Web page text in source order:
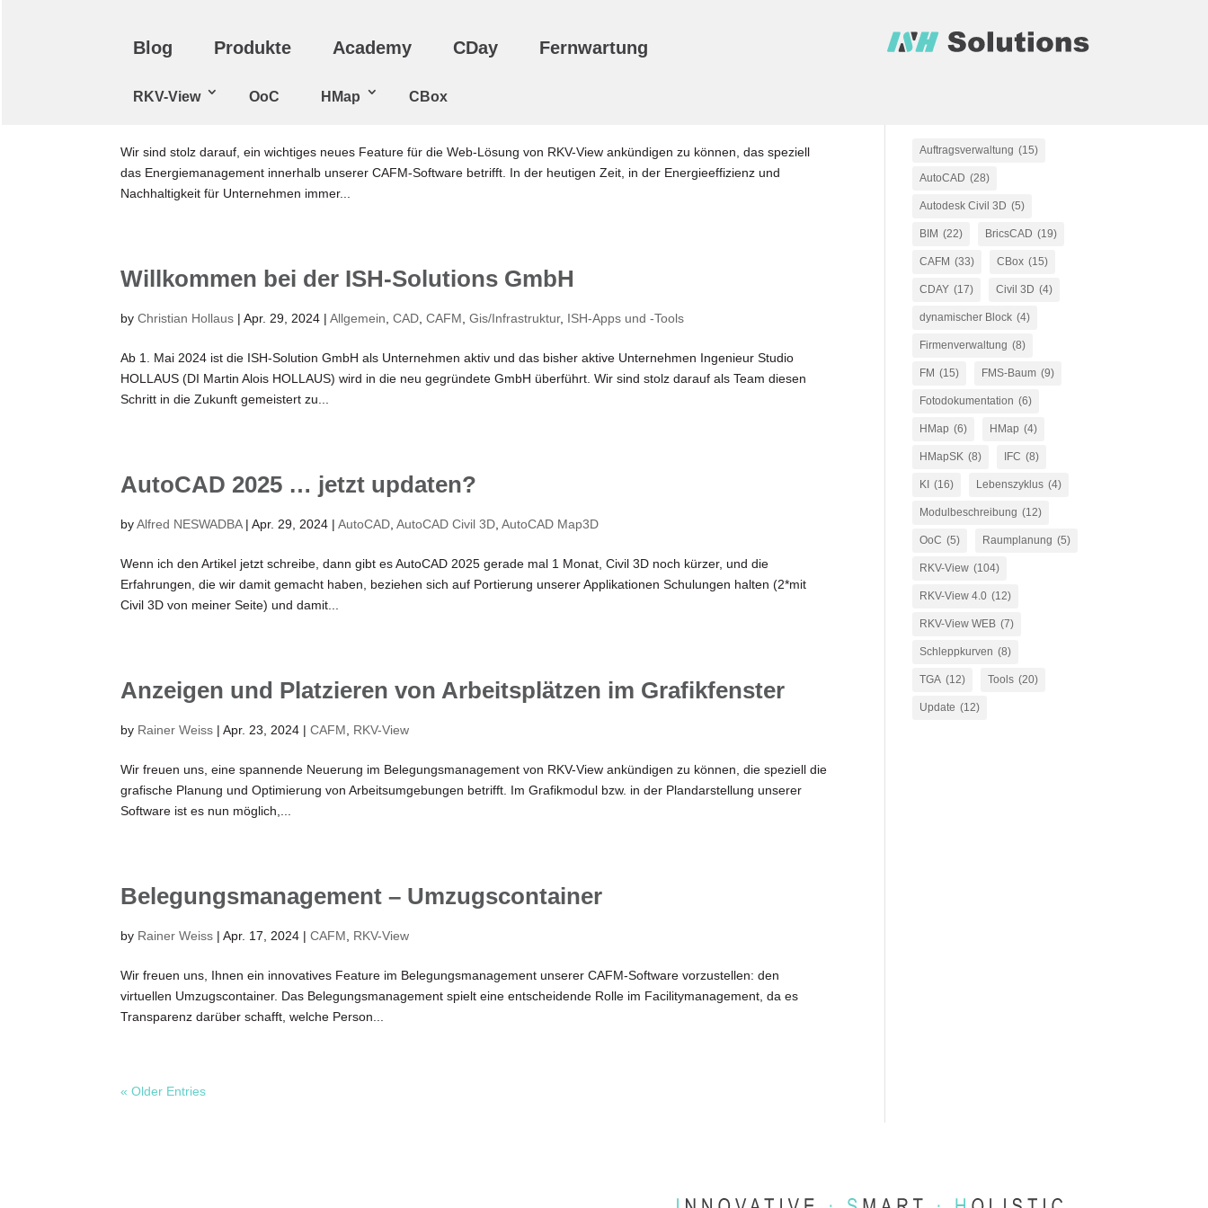
Blog Produkte Academy CDay Fernwartung
RKV-View OoC HMap CBox
Wir sind stolz darauf, ein wichtiges neues Feature für die Web-Lösung von RKV-View ankündigen zu können, das speziell
das Energiemanagement innerhalb unserer CAFM-Software betrifft. In der heutigen Zeit, in der Energieeffizienz und
Nachhaltigkeit für Unternehmen immer...
Willkommen bei der ISH-Solutions GmbH
byChristian Hollaus |Apr. 29, 2024 |Allgemein ,CAD ,CAFM ,Gis/Infrastruktur, ISH-Apps und -Tools
Ab 1. Mai 2024 ist die ISH-Solution GmbH als Unternehmen aktiv und das bisher aktive Unternehmen Ingenieur Studio
HOLLAUS (DI Martin Alois HOLLAUS) wird in die neu gegründete GmbH überführt. Wir sind stolz darauf als Team diesen
Schritt in die Zukunft gemeistert zu...
AutoCAD 2025 … jetzt updaten?
byAlfred NESWADBA|Apr. 29, 2024 |AutoCAD ,AutoCAD Civil 3D ,AutoCAD Map3D
Wenn ich den Artikel jetzt schreibe, dann gibt es AutoCAD 2025 gerade mal 1 Monat, Civil 3D noch kürzer, und die
Erfahrungen, die wir damit gemacht haben, beziehen sich auf Portierung unserer Applikationen Schulungen halten (2*mit
Civil 3D von meiner Seite) und damit...
Anzeigen und Platzieren von Arbeitsplätzen im Grafikfenster
by Rainer Weiss |Apr. 23, 2024 |CAFM RKV-View
Wir freuen uns, eine spannende Neuerung im Belegungsmanagement von RKV-View ankündigen zu können, die speziell die
grafische Planung und Optimierung von Arbeitsumgebungen betrifft. Im Grafikmodul bzw. in der Plandarstellung unserer
Software ist es nun möglich,...
Belegungsmanagement – Umzugscontainer
by Rainer Weiss |Apr. 17, 2024 |CAFM RKV-View
Wir freuen uns, Ihnen ein innovatives Feature im Belegungsmanagement unserer CAFM-Software vorzustellen: den
virtuellen Umzugscontainer. Das Belegungsmanagement spielt eine entscheidende Rolle im Facilitymanagement, da es
Transparenz darüber schafft, welche Person...
« Older Entries
Auftragsverwaltung (15)
AutoCAD (28)
Autodesk Civil 3D (5)
BIM (22) BricsCAD (19)
CAFM (33) CBox (15)
CDAY (17) Civil 3D (4)
dynamischer Block (4)
Firmenverwaltung (8)
FM (15) FMS-Baum (9)
Fotodokumentation (6)
HMap (6) HMap (4)
HMapSK (8) IFC (8)
KI (16) Lebenszyklus (4)
Modulbeschreibung (12)
OoC (5) Raumplanung (5)
RKV-View (104)
RKV-View 4.0 (12)
RKV-View WEB (7)
Schleppkurven (8)
TGA (12) Tools (20)
Update (12)